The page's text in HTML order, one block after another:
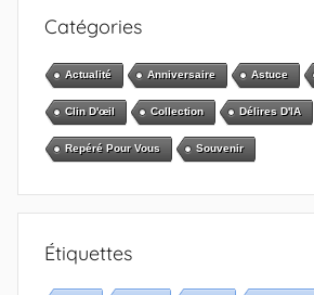
Catégories
Actualité Anniversaire Astuce
Clin D'œil Collection Délires D'IA
Repéré Pour Vous Souvenir
Étiquettes